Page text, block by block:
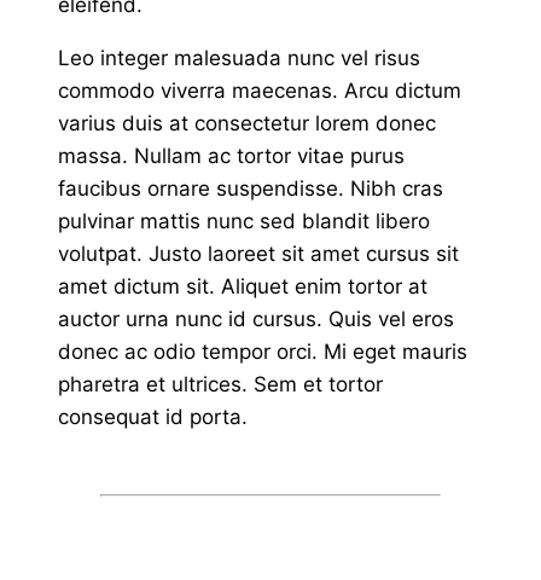
eleifend.
Leo integer malesuada nunc vel risus
commodo viverra maecenas. Arcu dictum
varius duis at consectetur lorem donec
massa. Nullam ac tortor vitae purus
faucibus ornare suspendisse. Nibh cras
pulvinar mattis nunc sed blandit libero
volutpat. Justo laoreet sit amet cursus sit
amet dictum sit. Aliquet enim tortor at
auctor urna nunc id cursus. Quis vel eros
donec ac odio tempor orci. Mi eget mauris
pharetra et ultrices. Sem et tortor
consequat id porta.